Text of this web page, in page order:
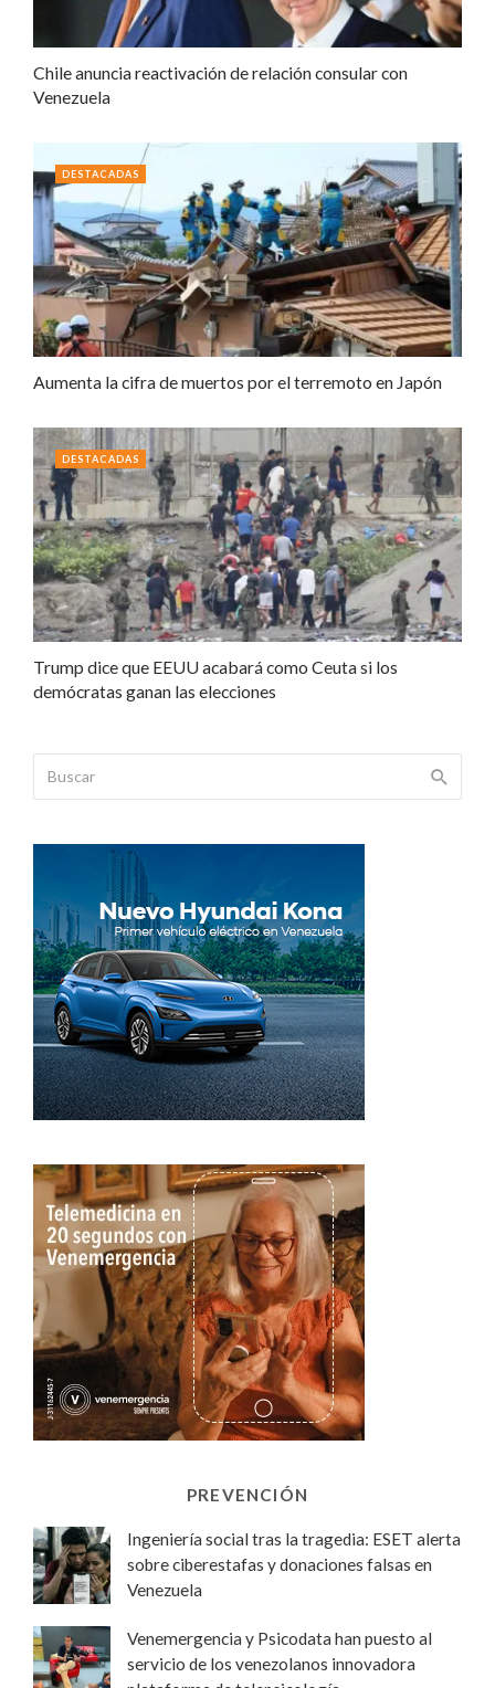
Chile anuncia reactivación de relación consular con
Venezuela
Aumenta la cifra de muertos por el terremoto en Japón
DESTACADAS
Trump dice que EEUU acabará como Ceuta si los
demócratas ganan las elecciones
DESTACADAS
PREVENCIÓN
Ingeniería social tras la tragedia: ESET alerta
sobre ciberestafas y donaciones falsas en
Venezuela
Venemergencia y Psicodata han puesto al
servicio de los venezolanos innovadora